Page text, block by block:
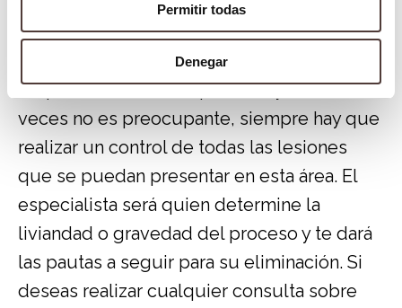
Permitir todas
Denegar
En conclusión,el virus del papiloma o
, está más presente en nuestra boca de
lo que creemos. Aunque la mayoría de las
veces no es preocupante, siempre hay que
realizar un control de todas las lesiones
que se puedan presentar en esta área. El
especialista será quien determine la
liviandad o gravedad del proceso y te dará
las pautas a seguir para su eliminación. Si
deseas realizar cualquier consulta sobre